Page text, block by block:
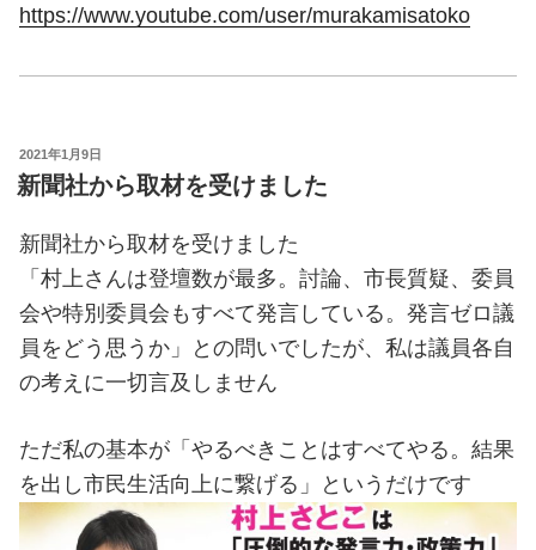
https://www.youtube.com/user/murakamisatoko
投
稿
日:
2021年1月9日
新聞社から取材を受けました
新聞社から取材を受けました
「村上さんは登壇数が最多。討論、市長質疑、委員
会や特別委員会もすべて発言している。発言ゼロ議
員をどう思うか」との問いでしたが、私は議員各自
の考えに一切言及しません
ただ私の基本が「やるべきことはすべてやる。結果
を出し市民生活向上に繋げる」というだけです